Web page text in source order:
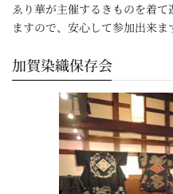
ゑり華が主催するきものを着
ますので、安心して参加出来ま
加賀染織保存会